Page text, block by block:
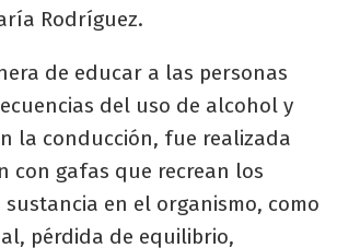
Rodríguez.
de educar a las personas
del uso de alcohol y
la conducción, fue realizada
con gafas que recrean los
sustancia en el organismo, como
pérdida de equilibrio,